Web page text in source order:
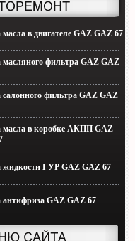
масла в двигателе GAZ GAZ 67
масляного фильтра GAZ GAZ
салонного фильтра GAZ GAZ
масла в коробке АКПП GAZ
жидкости ГУР GAZ GAZ 67
антифриза GAZ GAZ 67